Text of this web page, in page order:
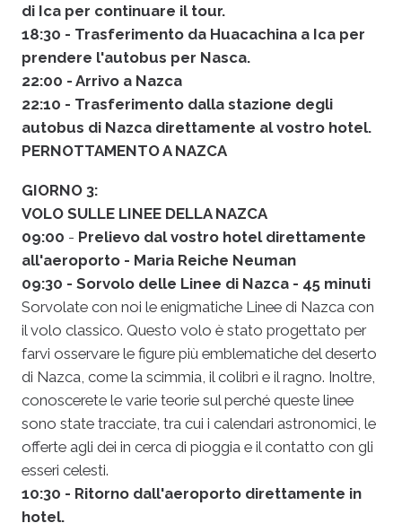
di Ica per continuare il tour.
18:30 - Trasferimento da Huacachina a Ica per
prendere l'autobus per Nasca.
22:00 - Arrivo a Nazca
22:10 - Trasferimento dalla stazione degli
autobus di Nazca direttamente al vostro hotel.
PERNOTTAMENTO A NAZCA
GIORNO 3:
VOLO SULLE LINEE DELLA NAZCA
09:00 - Prelievo dal vostro hotel direttamente
all'aeroporto - Maria Reiche Neuman
09:30 - Sorvolo delle Linee di Nazca - 45 minuti
Sorvolate con noi le enigmatiche Linee di Nazca con
il volo classico. Questo volo è stato progettato per
farvi osservare le figure più emblematiche del deserto
di Nazca, come la scimmia, il colibrì e il ragno. Inoltre,
conoscerete le varie teorie sul perché queste linee
sono state tracciate, tra cui i calendari astronomici, le
offerte agli dei in cerca di pioggia e il contatto con gli
esseri celesti.
10:30 - Ritorno dall'aeroporto direttamente in
hotel.